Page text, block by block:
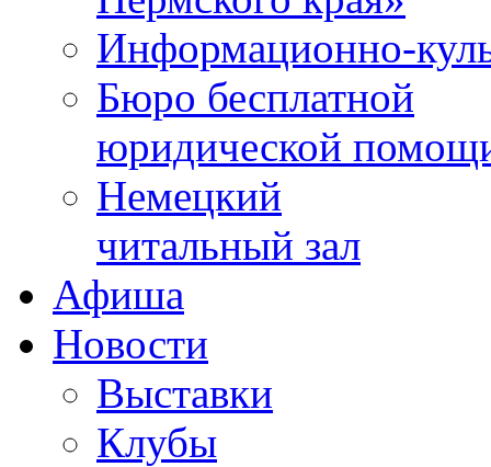
Информационно-
Бюро бесплатной
юридической
Немецкий
читальный зал
Афиша
Новости
Выставки
Клубы